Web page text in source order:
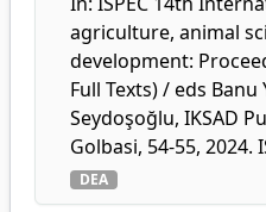
agriculture, animal
development:
Full Texts) / eds Banu
Seydoşoğlu, IKSAD
Golbasi, 54-55, 2024.
DEA